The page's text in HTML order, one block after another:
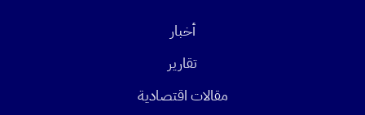
أخبار
تقارير
مقالات اقتصادية